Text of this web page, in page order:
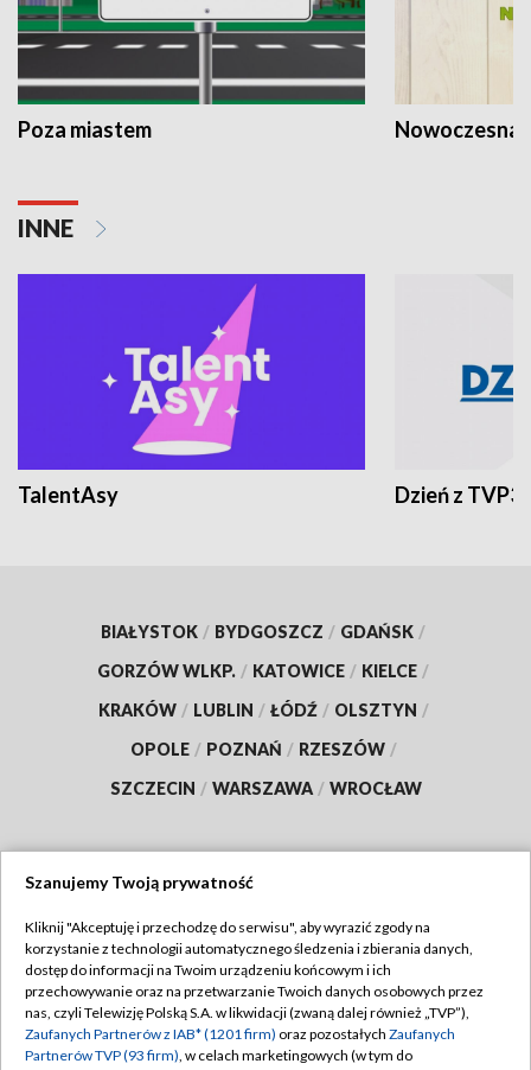
Poza miastem Nowoczesna
INNE
TalentAsy Dzień z TVP3
BIAŁYSTOK / BYDGOSZCZ / GDAŃSK /
GORZÓW WLKP. / KATOWICE / KIELCE /
KRAKÓW / LUBLIN / ŁÓDŹ / OLSZTYN /
OPOLE / POZNAŃ / RZESZÓW /
SZCZECIN / WARSZAWA / WROCŁAW
TVP
Abonament TVP
Emisja w TVP
Regulamin TVP
Polityka prywatności
Szanujemy Twoją prywatność
Kliknij "Akceptuję i przechodzę do serwisu", aby wyrazić zgody na
korzystanie z technologii automatycznego śledzenia i zbierania danych,
dostęp do informacji na Twoim urządzeniu końcowym i ich
przechowywanie oraz na przetwarzanie Twoich danych osobowych przez
nas, czyli Telewizję Polską S.A. w likwidacji (zwaną dalej również „TVP”),
Zaufanych Partnerów z IAB* (1201 firm) oraz pozostałych Zaufanych
Partnerów TVP (93 firm), w celach marketingowych (w tym do